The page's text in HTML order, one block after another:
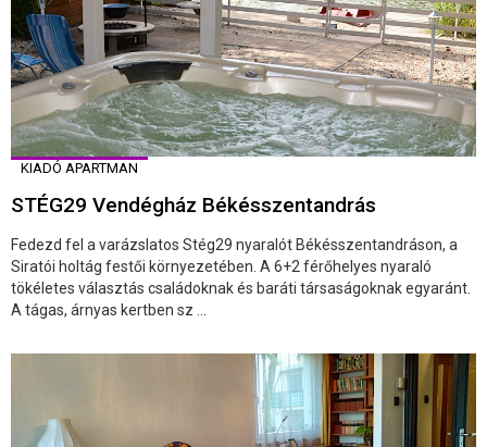
KIADÓ APARTMAN
STÉG29 Vendégház Békésszentandrás
Fedezd fel a varázslatos Stég29 nyaralót Békésszentandráson, a
Siratói holtág festői környezetében. A 6+2 férőhelyes nyaraló
tökéletes választás családoknak és baráti társaságoknak egyaránt.
A tágas, árnyas kertben sz ...